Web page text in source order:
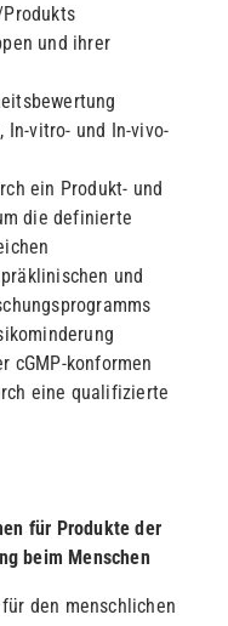
und ihrer
vitro- und In-vivo-
ein Produkt- und
die definierte
und
cGMP-konformen
eine qualifizierte
für Produkte der
beim Menschen
den menschlichen